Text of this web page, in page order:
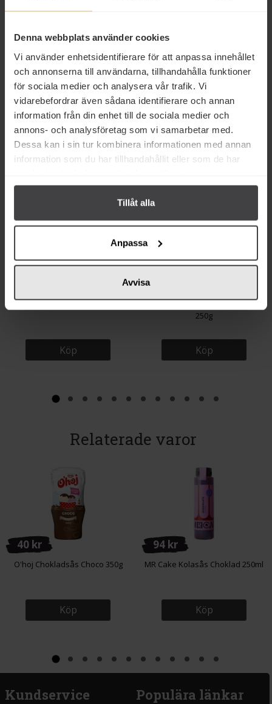
Denna webbplats använder cookies
Vi använder enhetsidentifierare för att anpassa innehållet
och annonserna till användarna, tillhandahålla funktioner
för sociala medier och analysera vår trafik. Vi
vidarebefordrar även sådana identifierare och annan
information från din enhet till de sociala medier och
annons- och analysföretag som vi samarbetar med.
Dessa kan i sin tur kombinera informationen med annan
information som du har tillhandahållit eller som de har
Tillåt alla
Anpassa
Avvisa
Odense Chokladknappar Mörk
150g
Köp
Odense Marsipan Dekoration
Extra Vit 400g
Köp
Köp
250g
Köp
Relaterade varor
40 kr
O'hoj Chokladsås Choco 350g
Köp
94 kr
MR Cake Kolasås Choklad 250ml
Köp
Kundservice Populära länkar